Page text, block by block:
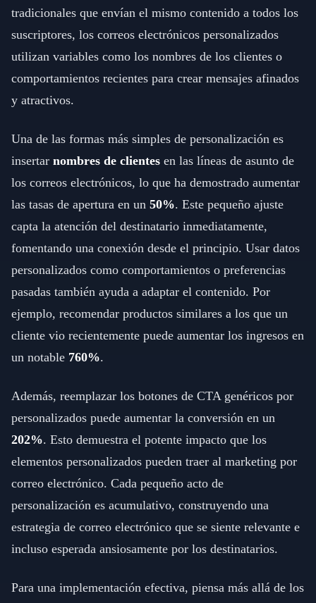
tradicionales que envían el mismo contenido a todos los
suscriptores, los correos electrónicos personalizados
utilizan variables como los nombres de los clientes o
comportamientos recientes para crear mensajes afinados
y atractivos.
Una de las formas más simples de personalización es
insertar nombres de clientes en las líneas de asunto de
los correos electrónicos, lo que ha demostrado aumentar
las tasas de apertura en un 50%. Este pequeño ajuste
capta la atención del destinatario inmediatamente,
fomentando una conexión desde el principio. Usar datos
personalizados como comportamientos o preferencias
pasadas también ayuda a adaptar el contenido. Por
ejemplo, recomendar productos similares a los que un
cliente vio recientemente puede aumentar los ingresos en
un notable 760%.
Además, reemplazar los botones de CTA genéricos por
personalizados puede aumentar la conversión en un
202%. Esto demuestra el potente impacto que los
elementos personalizados pueden traer al marketing por
correo electrónico. Cada pequeño acto de
personalización es acumulativo, construyendo una
estrategia de correo electrónico que se siente relevante e
incluso esperada ansiosamente por los destinatarios.
Para una implementación efectiva, piensa más allá de los